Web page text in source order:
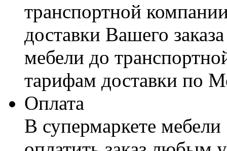
транспортной
доставки Вашего
мебели до
тарифам доставки по
Оплата
В супермаркете